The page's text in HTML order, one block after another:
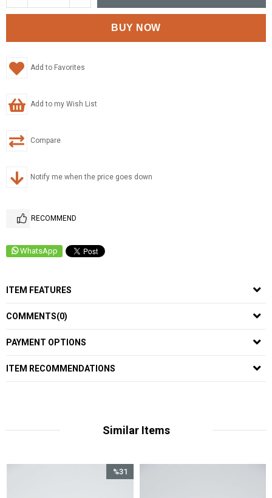
Add to Favorites
Add to my Wish List
Compare
Notify me when the price goes down
RECOMMEND
WhatsApp
ITEM FEATURES
COMMENTS(0)
PAYMENT OPTIONS
ITEM RECOMMENDATIONS
Similar Items
%31